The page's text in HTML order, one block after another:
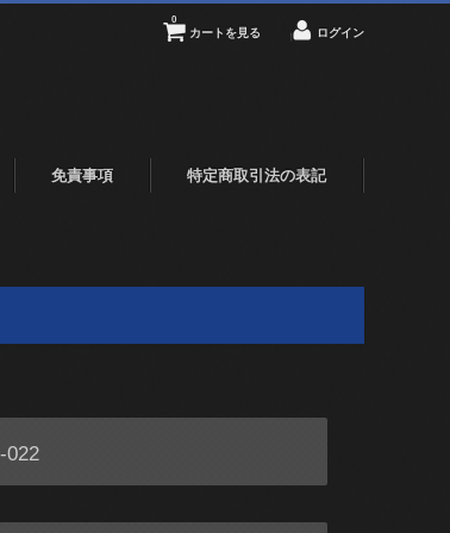
カートを見る
0
ログイン
免責事項 特定商取引法の表記